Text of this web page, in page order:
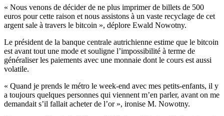
« Nous venons de décider de ne plus imprimer de billets de 500
euros pour cette raison et nous assistons à un vaste recyclage de cet
argent sale à travers le bitcoin », déplore Ewald Nowotny.
Le président de la banque centrale autrichienne estime que le bitcoin
est avant tout une mode et souligne l’impossibilité à terme de
généraliser les paiements avec une monnaie dont le cours est aussi
volatile.
« Quand je prends le métro le week-end avec mes petits-enfants, il y
a toujours quelques personnes qui viennent m’en parler, avant on me
demandait s’il fallait acheter de l’or », ironise M. Nowotny.